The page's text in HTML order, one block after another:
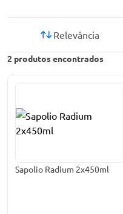
2 produtos encontrados
Relevância
Sapolio Radium 2x450ml